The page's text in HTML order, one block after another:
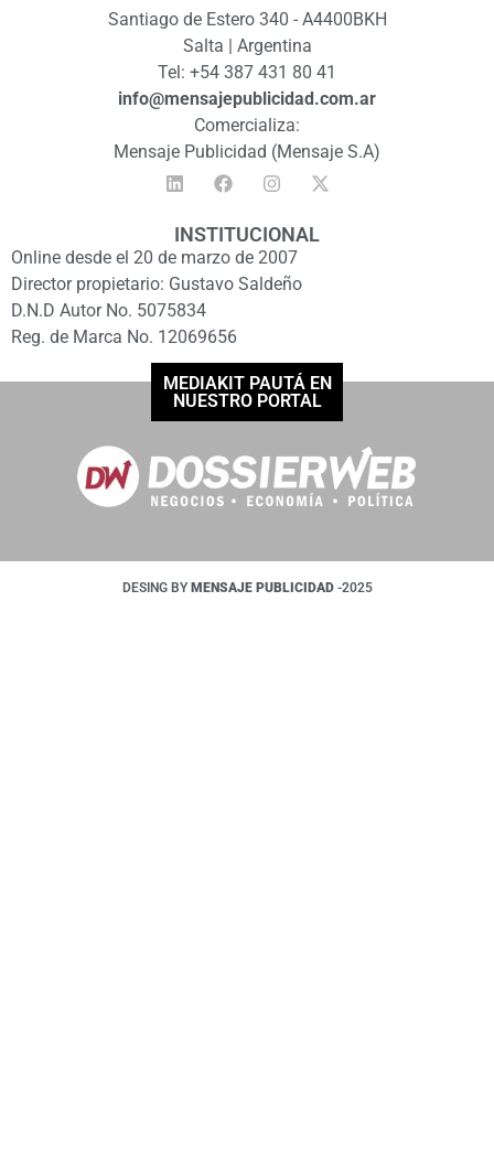
Santiago de Estero 340 - A4400BKH
Salta | Argentina
Tel: +54 387 431 80 41
info@mensajepublicidad.com.ar
Comercializa:
Mensaje Publicidad (Mensaje S.A)
INSTITUCIONAL
Online desde el 20 de marzo de 2007
Director propietario: Gustavo Saldeño
D.N.D Autor No. 5075834
Reg. de Marca No. 12069656
MEDIAKIT PAUTÁ EN
NUESTRO PORTAL
DESING BY MENSAJE PUBLICIDAD -2025